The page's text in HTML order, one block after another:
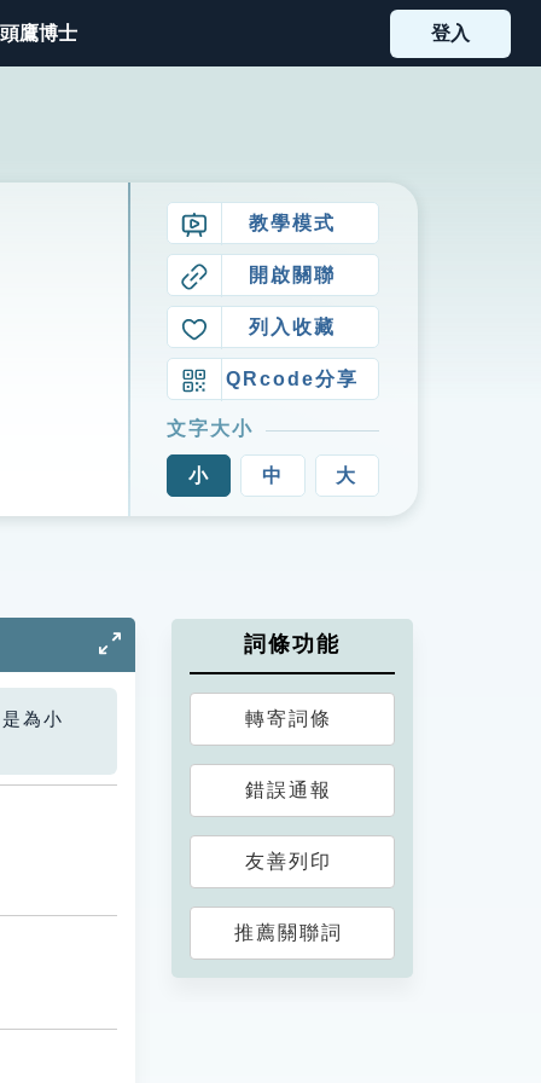
鷹博士 登入
教學模式
開啟關聯
列入收藏
QRcode分享
文字大小
小 中 大
為小
詞條功能
轉寄詞條
錯誤通報
友善列印
推薦關聯詞